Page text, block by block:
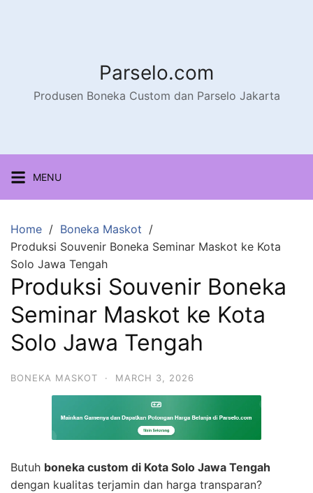
Parselo.com
Produsen Boneka Custom dan Parselo Jakarta
MENU
Home
Boneka Maskot
Produksi Souvenir Boneka Seminar Maskot ke Kota
Solo Jawa Tengah
Produksi Souvenir Boneka
Seminar Maskot ke Kota
Solo Jawa Tengah
BONEKA MASKOT · MARCH 3, 2026
Butuh boneka custom di Kota Solo Jawa Tengah
dengan kualitas terjamin dan harga transparan?